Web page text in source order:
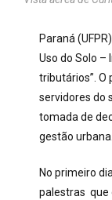
Paraná
Uso do Solo –
tributários”. O
servidores do
tomada de
gestão urbana.
No primeiro
palestras que